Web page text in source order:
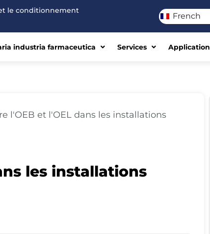
le conditionnement
French
industria farmaceutica Services Application
l'OEB et l'OEL dans les installations
les installations